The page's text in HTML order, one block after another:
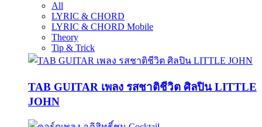
All
LYRIC & CHORD
LYRIC & CHORD Mobile
Theory
Tip & Trick
TAB GUITAR เพลง รสชาติชีวิต ศิลปิน LITTLE
JOHN